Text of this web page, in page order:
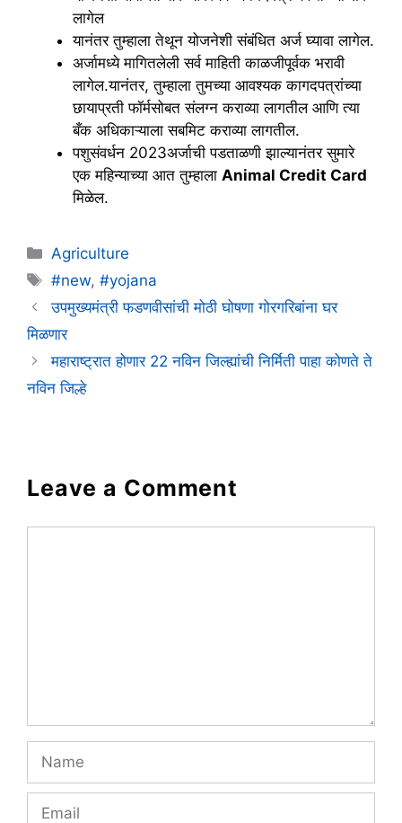
लागेल
यानंतर तुम्हाला तेथून योजनेशी संबंधित अर्ज घ्यावा लागेल.
अर्जामध्ये मागितलेली सर्व माहिती काळजीपूर्वक भरावी
लागेल.यानंतर, तुम्हाला तुमच्या आवश्यक कागदपत्रांच्या
छायाप्रती फॉर्मसोबत संलग्न कराव्या लागतील आणि त्या
बँक अधिकाऱ्याला सबमिट कराव्या लागतील.
पशुसंवर्धन 2023अर्जाची पडताळणी झाल्यानंतर सुमारे
एक महिन्याच्या आत तुम्हाला Animal Credit Card
मिळेल.
Categories
Agriculture
Tags
#new,#yojana
उपमुख्यमंत्री फडणवीसांची मोठी घोषणा गोरगरिबांना घर
मिळणार
महाराष्ट्रात होणार 22 नविन जिल्ह्यांची निर्मिती पाहा कोणते ते
नविन जिल्हे
Leave a Comment